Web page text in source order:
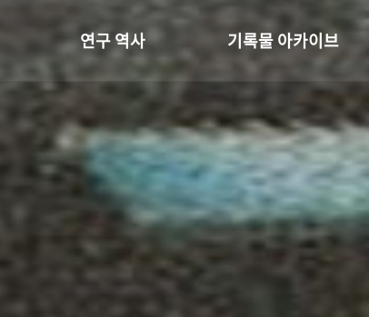
연구 역사
키워드로 보는 연구 역사
연구자들
간행물 변천사
기록물 아카이브
사진 아카이브
문서 기록물
행정박물
영상 기록물